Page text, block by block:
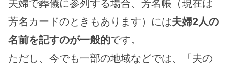
夫婦で葬儀に参列する場合、芳名帳（現在は
芳名カードのときもあります）には夫婦2人の
名前を記すのが一般的です。
ただし、今でも一部の地域などでは、「夫の